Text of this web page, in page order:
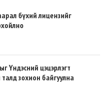
бүхий лицензийг
Үндэсний цэцэрлэгт
талд зохион байгуулна